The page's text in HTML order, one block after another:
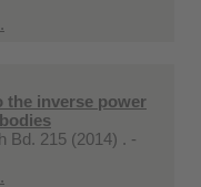
the inverse power
Bd. 215 (2014) . -